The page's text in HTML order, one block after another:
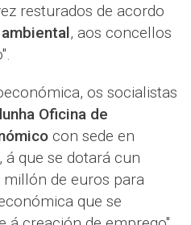
resturados de acordo
, aos concellos
os socialistas
Oficina de
con sede en
á que se dotará cun
de euros para
que se